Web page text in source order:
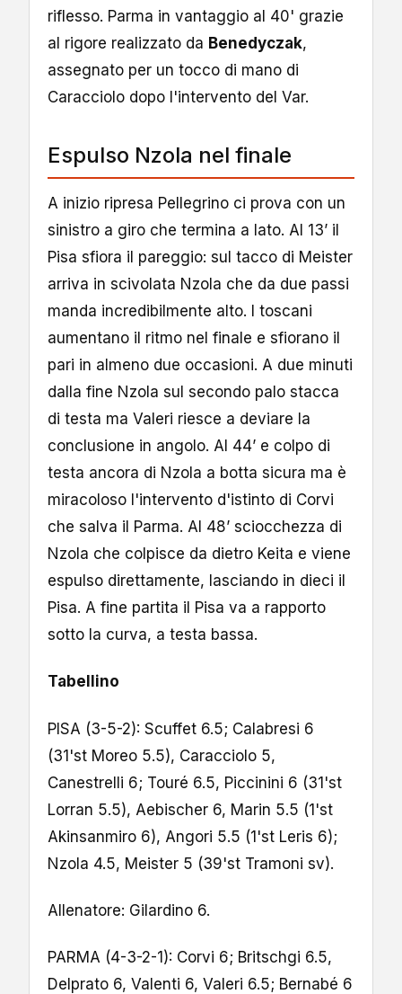
riflesso. Parma in vantaggio al 40' grazie
al rigore realizzato da Benedyczak,
assegnato per un tocco di mano di
Caracciolo dopo l'intervento del Var.
Espulso Nzola nel finale
A inizio ripresa Pellegrino ci prova con un
sinistro a giro che termina a lato. Al 13’ il
Pisa sfiora il pareggio: sul tacco di Meister
arriva in scivolata Nzola che da due passi
manda incredibilmente alto. I toscani
aumentano il ritmo nel finale e sfiorano il
pari in almeno due occasioni. A due minuti
dalla fine Nzola sul secondo palo stacca
di testa ma Valeri riesce a deviare la
conclusione in angolo. Al 44’ e colpo di
testa ancora di Nzola a botta sicura ma è
miracoloso l'intervento d'istinto di Corvi
che salva il Parma. Al 48’ sciocchezza di
Nzola che colpisce da dietro Keita e viene
espulso direttamente, lasciando in dieci il
Pisa. A fine partita il Pisa va a rapporto
sotto la curva, a testa bassa.
Tabellino
PISA (3-5-2): Scuffet 6.5; Calabresi 6
(31'st Moreo 5.5), Caracciolo 5,
Canestrelli 6; Touré 6.5, Piccinini 6 (31'st
Lorran 5.5), Aebischer 6, Marin 5.5 (1'st
Akinsanmiro 6), Angori 5.5 (1'st Leris 6);
Nzola 4.5, Meister 5 (39'st Tramoni sv).
Allenatore: Gilardino 6.
PARMA (4-3-2-1): Corvi 6; Britschgi 6.5,
Delprato 6, Valenti 6, Valeri 6.5; Bernabé 6